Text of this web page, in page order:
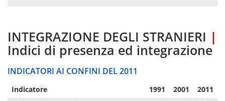
INTEGRAZIONE DEGLI STRANIERI |
Indici di presenza ed integrazione
INDICATORI AI CONFINI DEL 2011
Indicatore 1991 2001 2011